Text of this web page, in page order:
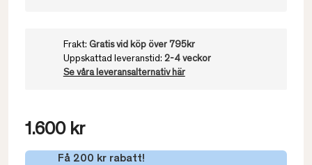
Frakt: Gratis vid köp över 795kr
Uppskattad leveranstid: 2-4 veckor
Se våra leveransalternativ här
1.600 kr
Få 200 kr rabatt!